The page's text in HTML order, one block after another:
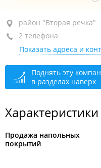
район "Вторая речка",
ТЦ "Пасифик"
+7 (423) 724-32-68-44-68
сегодня закрыто
район "Вторая речка"
2 телефона
Показать адреса и
Поднять эту
в разделах наверх
Характеристики
Продажа напольных
покрытий